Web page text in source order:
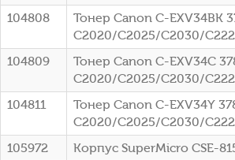
104808
Тонер Canon C-EXV34BK
C2020/C2025/C2030/
104809
Тонер Canon C-EXV34C
C2020/C2025/C2030/
104811
Тонер Canon C-EXV34Y
C2020/C2025/C2030/
105972
Корпус SuperMicro CSE-